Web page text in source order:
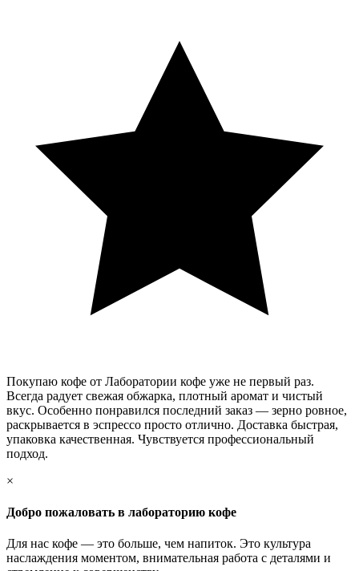
Покупаю кофе от Лаборатории кофе уже не первый раз.
Всегда радует свежая обжарка, плотный аромат и чистый
вкус. Особенно понравился последний заказ — зерно ровное,
раскрывается в эспрессо просто отлично. Доставка быстрая,
упаковка качественная. Чувствуется профессиональный
подход.
×
Добро пожаловать в лабораторию кофе
Для нас кофе — это больше, чем напиток. Это культура
наслаждения моментом, внимательная работа с деталями и